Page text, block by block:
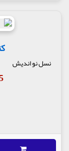
نسل نو اندیش